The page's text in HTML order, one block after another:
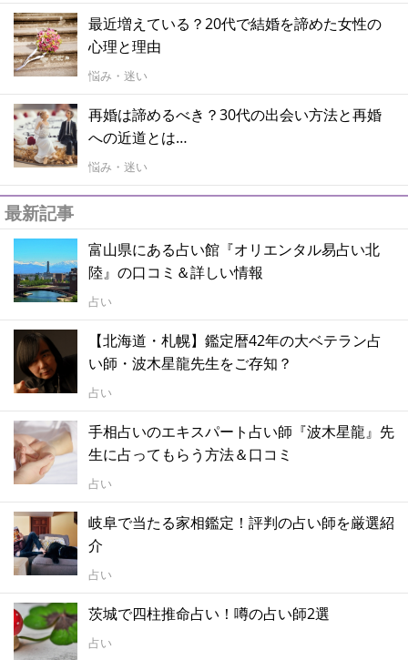
最近増えている？20代で結婚を諦めた女性の
心理と理由
悩み・迷い
再婚は諦めるべき？30代の出会い方法と再婚
への近道とは…
悩み・迷い
最新記事
富山県にある占い館『オリエンタル易占い北
陸』の口コミ＆詳しい情報
占い
【北海道・札幌】鑑定暦42年の大ベテラン占
い師・波木星龍先生をご存知？
占い
手相占いのエキスパート占い師『波木星龍』先
生に占ってもらう方法＆口コミ
占い
岐阜で当たる家相鑑定！評判の占い師を厳選紹
介
占い
茨城で四柱推命占い！噂の占い師2選
占い